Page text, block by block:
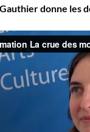
donne les